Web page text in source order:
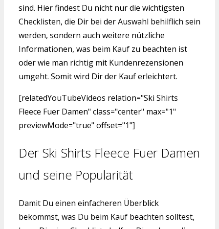
sind. Hier findest Du nicht nur die wichtigsten
Checklisten, die Dir bei der Auswahl behilflich sein
werden, sondern auch weitere nützliche
Informationen, was beim Kauf zu beachten ist
oder wie man richtig mit Kundenrezensionen
umgeht. Somit wird Dir der Kauf erleichtert.
[relatedYouTubeVideos relation="Ski Shirts
Fleece Fuer Damen" class="center" max="1"
previewMode="true" offset="1"]
Der Ski Shirts Fleece Fuer Damen
und seine Popularität
Damit Du einen einfacheren Überblick
bekommst, was Du beim Kauf beachten solltest,